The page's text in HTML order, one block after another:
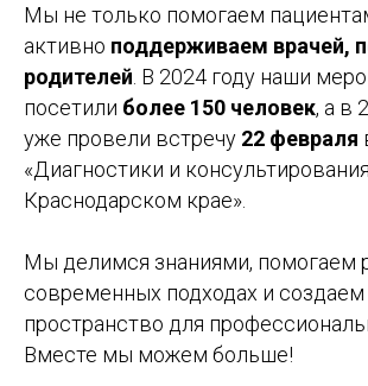
Мы не только помогаем
активно поддерживаем врачей,
родителей . В 2024 году наши
посетили более 150 человек, а в
уже провели встречу 22 февраля
«Диагностики и
Краснодарском крае».
Мы делимся знаниями, помогаем
современных подходах и создаем
пространство для
Вместе мы можем больше!